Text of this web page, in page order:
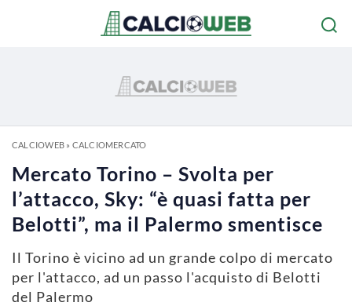
CALCIOWEB» CALCIOMERCATO
Mercato Torino – Svolta per
l’attacco, Sky: “è quasi fatta per
Belotti”, ma il Palermo smentisce
Il Torino è vicino ad un grande colpo di mercato
per l'attacco, ad un passo l'acquisto di Belotti
del Palermo